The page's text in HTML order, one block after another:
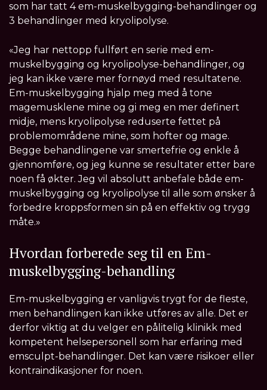
som har tatt 4 em-muskelbygging-behandlinger og
3 behandlinger med kryolipolyse.
«Jeg har nettopp fullført en serie med em-
muskelbygging og kryolipolyse-behandlinger, og
jeg kan ikke være mer fornøyd med resultatene.
Em-muskelbygging hjalp meg med å tone
magemusklene mine og gi meg en mer definert
midje, mens kryolipolyse reduserte fettet på
problemområdene mine, som hofter og mage.
Begge behandlingene var smertefrie og enkle å
gjennomføre, og jeg kunne se resultater etter bare
noen få økter. Jeg vil absolutt anbefale både em-
muskelbygging og kryolipolyse til alle som ønsker å
forbedre kroppsformen sin på en effektiv og trygg
måte.»
Hvordan forberede seg til en Em-
muskelbygging-behandling
Em-muskelbygging er vanligvis trygt for de fleste,
men behandlingen kan ikke utføres av alle. Det er
derfor viktig at du velger en pålitelig klinikk med
kompetent helsepersonell som har erfaring med
emsculpt-behandlinger. Det kan være risikoer eller
kontraindikasjoner for noen.